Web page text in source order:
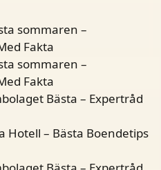
sommaren –
Fakta
sommaren –
Fakta
Bästa – Expertråd
Hotell – Bästa Boendetips